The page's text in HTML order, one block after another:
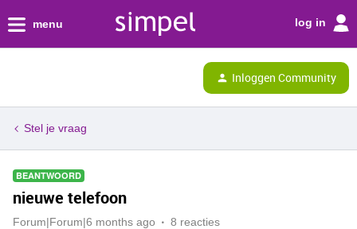
menu log in
Inloggen Community
Stel je vraag
BEANTWOORD
nieuwe telefoon
Forum|Forum|6 months ago 8 reacties